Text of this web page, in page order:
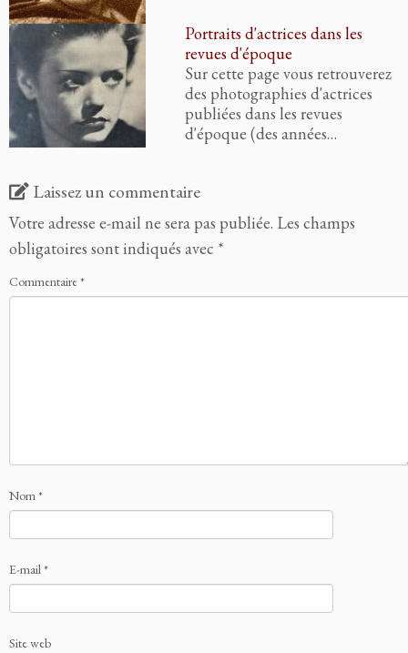
Portraits d'actrices dans les
revues d'époque
Sur cette page vous retrouverez
des photographies d'actrices
publiées dans les revues
d'époque (des années…
Laissez un commentaire
Votre adresse e-mail ne sera pas publiée. Les champs
obligatoires sont indiqués avec *
Commentaire*
Nom*
E-mail*
Site web